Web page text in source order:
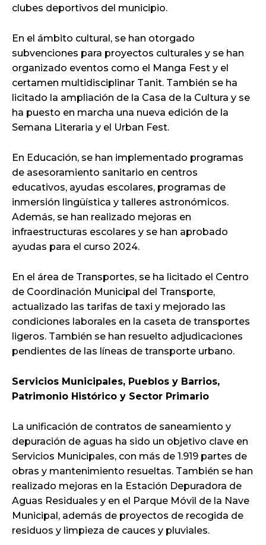
clubes deportivos del municipio.
En el ámbito cultural, se han otorgado
subvenciones para proyectos culturales y se han
organizado eventos como el Manga Fest y el
certamen multidisciplinar Tanit. También se ha
licitado la ampliación de la Casa de la Cultura y se
ha puesto en marcha una nueva edición de la
Semana Literaria y el Urban Fest.
En Educación, se han implementado programas
de asesoramiento sanitario en centros
educativos, ayudas escolares, programas de
inmersión lingüística y talleres astronómicos.
Además, se han realizado mejoras en
infraestructuras escolares y se han aprobado
ayudas para el curso 2024.
En el área de Transportes, se ha licitado el Centro
de Coordinación Municipal del Transporte,
actualizado las tarifas de taxi y mejorado las
condiciones laborales en la caseta de transportes
ligeros. También se han resuelto adjudicaciones
pendientes de las líneas de transporte urbano.
Servicios Municipales, Pueblos y Barrios,
Patrimonio Histórico y Sector Primario
La unificación de contratos de saneamiento y
depuración de aguas ha sido un objetivo clave en
Servicios Municipales, con más de 1.919 partes de
obras y mantenimiento resueltas. También se han
realizado mejoras en la Estación Depuradora de
Aguas Residuales y en el Parque Móvil de la Nave
Municipal, además de proyectos de recogida de
residuos y limpieza de cauces y pluviales.